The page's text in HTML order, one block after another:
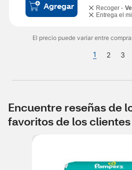
Agregar Recoger -
Entrega el
El precio puede variar entre
1 2 3
Encuentre reseñas de
favoritos de los clientes